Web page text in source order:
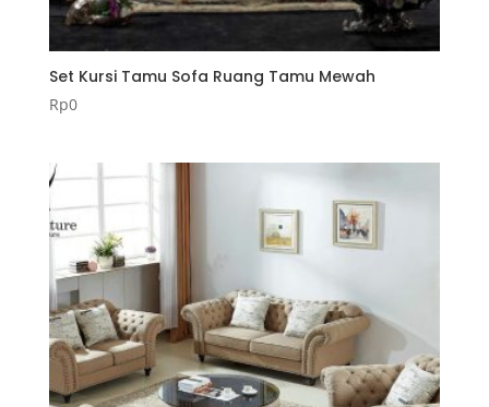
Set Kursi Tamu Sofa Ruang Tamu Mewah
Rp0